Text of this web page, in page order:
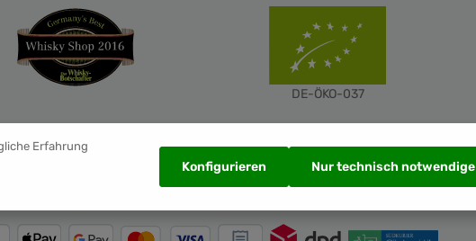
DE-ÖKO-037
Erfahrung
Nur technisch notwendige
Konfigurieren